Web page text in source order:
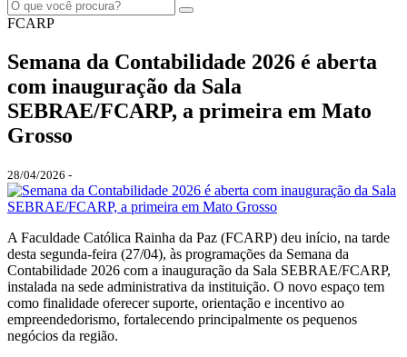
FCARP
Semana da Contabilidade 2026 é aberta
com inauguração da Sala
SEBRAE/FCARP, a primeira em Mato
Grosso
28/04/2026 -
A Faculdade Católica Rainha da Paz (FCARP) deu início, na tarde
desta segunda-feira (27/04), às programações da Semana da
Contabilidade 2026 com a inauguração da Sala SEBRAE/FCARP,
instalada na sede administrativa da instituição. O novo espaço tem
como finalidade oferecer suporte, orientação e incentivo ao
empreendedorismo, fortalecendo principalmente os pequenos
negócios da região.